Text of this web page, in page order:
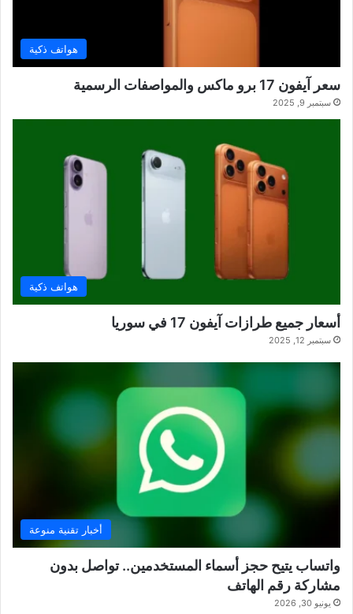
هواتف ذكية
سعر آيفون 17 برو ماكس والمواصفات الرسمية
سبتمبر 9, 2025
هواتف ذكية
أسعار جميع طرازات آيفون 17 في سوريا
سبتمبر 12, 2025
أخبار تقنية منوعة
واتساب يتيح حجز أسماء المستخدمين.. تواصل بدون
مشاركة رقم الهاتف
يونيو 30, 2026